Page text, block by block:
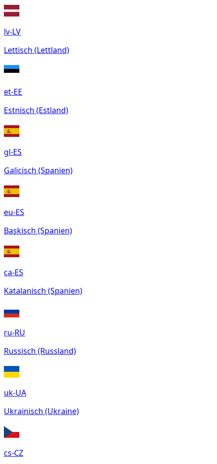
lv-LV
Lettisch (Lettland)
et-EE
Estnisch (Estland)
gl-ES
Galicisch (Spanien)
eu-ES
Baskisch (Spanien)
ca-ES
Katalanisch (Spanien)
ru-RU
Russisch (Russland)
uk-UA
Ukrainisch (Ukraine)
cs-CZ